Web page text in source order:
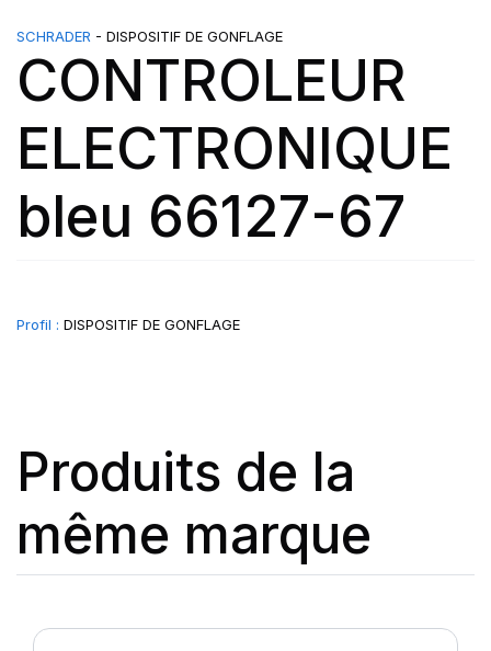
SCHRADER - DISPOSITIF DE GONFLAGE
CONTROLEUR
ELECTRONIQUE
bleu 66127-67
Profil : DISPOSITIF DE GONFLAGE
Produits de la
même marque